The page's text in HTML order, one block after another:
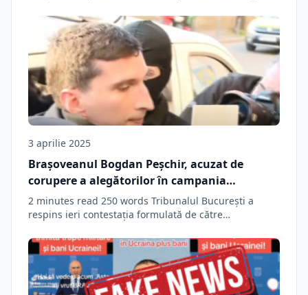
3 aprilie 2025
Brașoveanul Bogdan Peșchir, acuzat de
corupere a alegătorilor în campania
electorală, rămâne în arest preventiv • Social
Biz Brasov
2 minutes read 250 words Tribunalul București a
respins ieri contestația formulată de către